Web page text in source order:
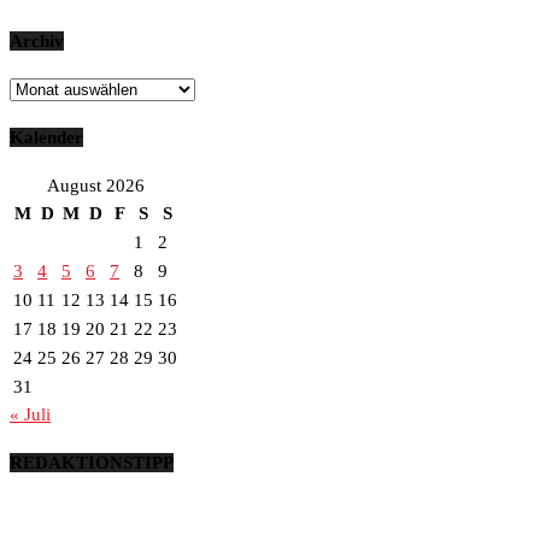
Archiv
Archiv
Kalender
August 2026
M D M D F S
S
1
2
3
4 5 6 7 8
9
10 11 12 13 14 15 16
17 18 19 20 21 22 23
24 25 26 27 28 29 30
31
« Juli
REDAKTIONSTIPP